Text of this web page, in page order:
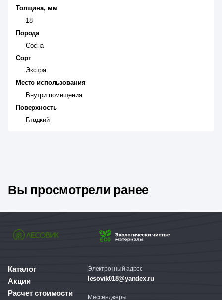
Толщина, мм
18
Порода
Сосна
Сорт
Экстра
Место использования
Внутри помещения
Поверхность
Гладкий
Вы просмотрели ранее
Каталог
Акции
Расчет стоимости
Электронный адрес
lesovik018@yandex.ru
Мессенджеры